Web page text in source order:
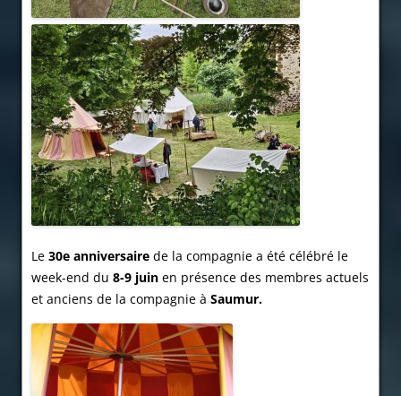
Le 30e anniversaire de la compagnie a été célébré le
week-end du 8-9 juin en présence des membres actuels
et anciens de la compagnie à Saumur.